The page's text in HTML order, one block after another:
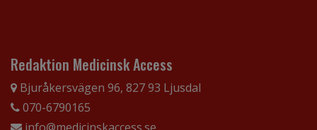
Redaktion Medicinsk Access
Bjuråkersvägen 96, 827 93 Ljusdal
070-6790165